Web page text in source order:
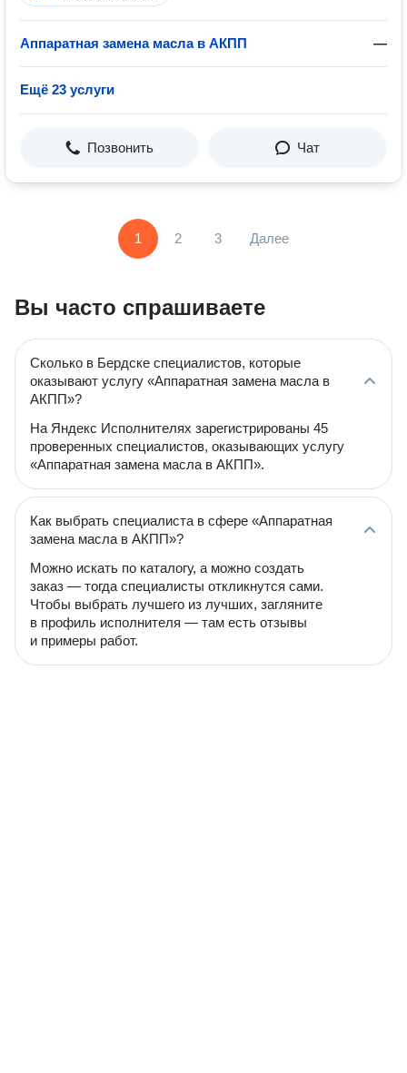
Аппаратная замена масла в АКПП —
Ещё 23 услуги
Позвонить Чат
1 2 3 Далее
Вы часто спрашиваете
Сколько в Бердске специалистов, которые
оказывают услугу «Аппаратная замена масла в
АКПП»?
На Яндекс Исполнителях зарегистрированы 45
проверенных специалистов, оказывающих услугу
«Аппаратная замена масла в АКПП».
Как выбрать специалиста в сфере «Аппаратная
замена масла в АКПП»?
Можно искать по каталогу, а можно создать
заказ — тогда специалисты откликнутся сами.
Чтобы выбрать лучшего из лучших, загляните
в профиль исполнителя — там есть отзывы
и примеры работ.